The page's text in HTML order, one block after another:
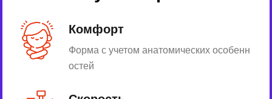
Комфорт
Форма с учетом анатомических особенн
остей